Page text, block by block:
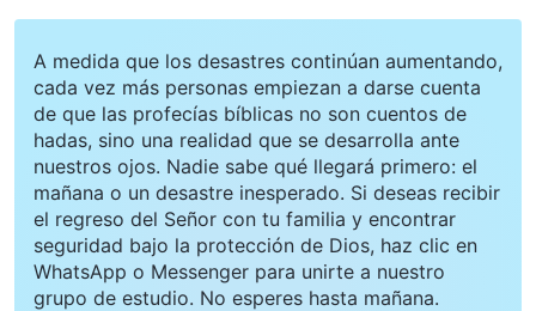
A medida que los desastres continúan aumentando,
cada vez más personas empiezan a darse cuenta
de que las profecías bíblicas no son cuentos de
hadas, sino una realidad que se desarrolla ante
nuestros ojos. Nadie sabe qué llegará primero: el
mañana o un desastre inesperado. Si deseas recibir
el regreso del Señor con tu familia y encontrar
seguridad bajo la protección de Dios, haz clic en
WhatsApp o Messenger para unirte a nuestro
grupo de estudio. No esperes hasta mañana.